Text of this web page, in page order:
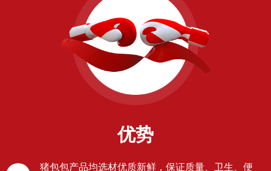
优势
猪包包产品均选材优质新鲜，保证质量、卫生、便